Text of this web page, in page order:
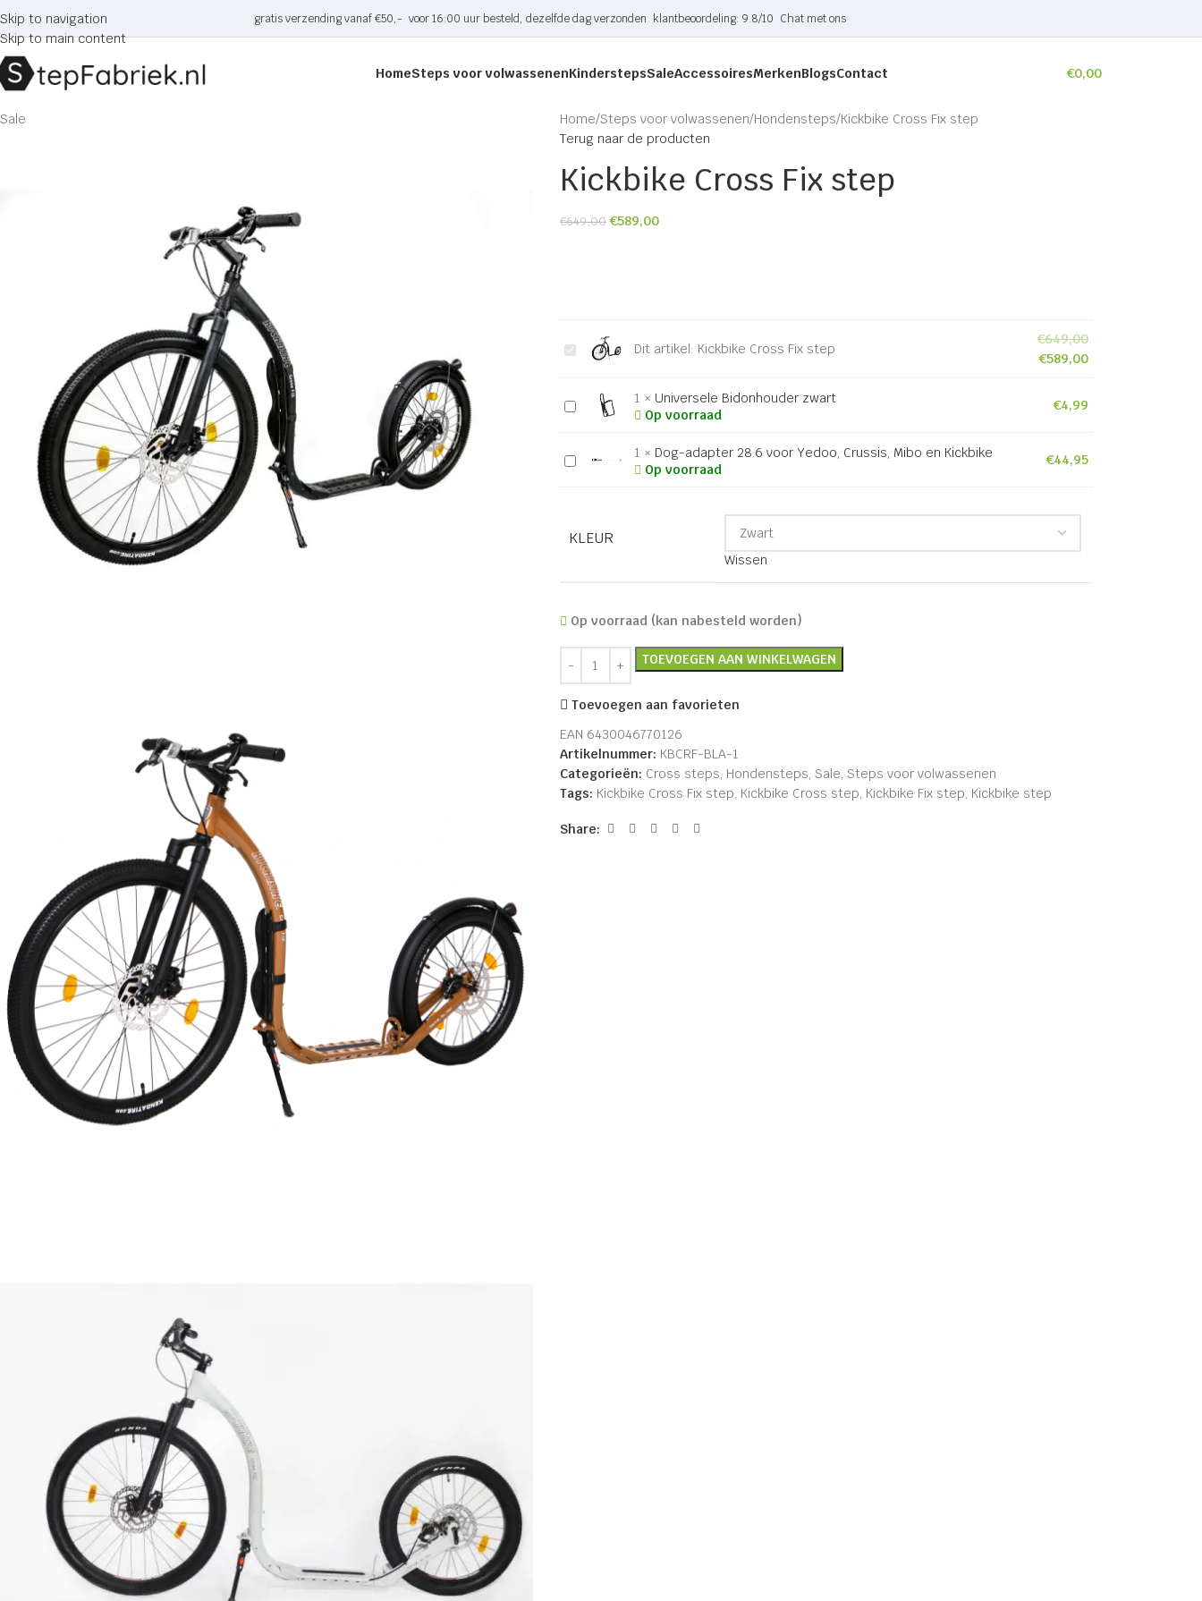
Skip to navigation
Skip to main content
gratis verzending vanaf €50,- voor 16:00 uur besteld, dezelfde dag verzonden klantbeoordeling: 9.8/10 Chat met ons
HomeSteps voor volwassenenKinderstepsSaleAccessoiresMerkenBlogsContact €0,00
Sale Home Steps voor volwassenen Hondensteps Kickbike Cross Fix step
Terug naar de producten
Kickbike Cross Fix step
€649,00 €589,00
Kickbike
step
Dit artikel: Kickbike Cross Fix step
€649,00
€589,00
Universele
Bidonhouder
1 × Universele Bidonhouder zwart
Op voorraad
€4,99
Dog-
Yedoo,
Kickbike
1 × Dog-adapter 28.6 voor Yedoo, Crussis, Mibo en Kickbike
Op voorraad
€44,95
KLEUR
Wissen
Op voorraad (kan nabesteld worden)
TOEVOEGEN AAN WINKELWAGEN
Toevoegen aan favorieten
EAN 6430046770126
Artikelnummer: KBCRF-BLA-1
Categorieën: Cross steps, Hondensteps, Sale, Steps voor volwassenen
Tags: Kickbike Cross Fix step, Kickbike Cross step, Kickbike Fix step, Kickbike step
Share: